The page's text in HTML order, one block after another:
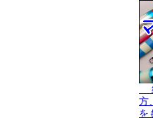
方
を